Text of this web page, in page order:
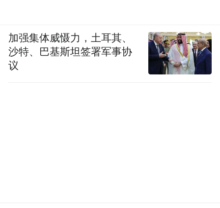
加强集体威慑力，土耳其、
沙特、巴基斯坦签署军事协
议